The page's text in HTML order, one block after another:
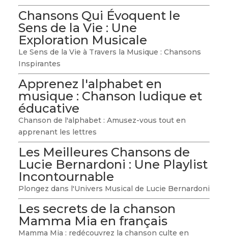
Chansons Qui Évoquent le
Sens de la Vie : Une
Exploration Musicale
Le Sens de la Vie à Travers la Musique : Chansons
Inspirantes
Apprenez l'alphabet en
musique : Chanson ludique et
éducative
Chanson de l'alphabet : Amusez-vous tout en
apprenant les lettres
Les Meilleures Chansons de
Lucie Bernardoni : Une Playlist
Incontournable
Plongez dans l'Univers Musical de Lucie Bernardoni
Les secrets de la chanson
Mamma Mia en français
Mamma Mia : redécouvrez la chanson culte en